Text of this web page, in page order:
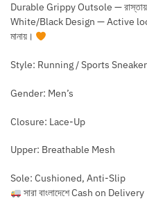
Durable Grippy Outsole — রাস্তায়
White/Black Design — Active
মানায়।
Style: Running / Sports Sneaker
Gender: Men’s
Closure: Lace-Up
Upper: Breathable Mesh
Sole: Cushioned, Anti-Slip
সারা বাংলাদেশে Cash on Delivery